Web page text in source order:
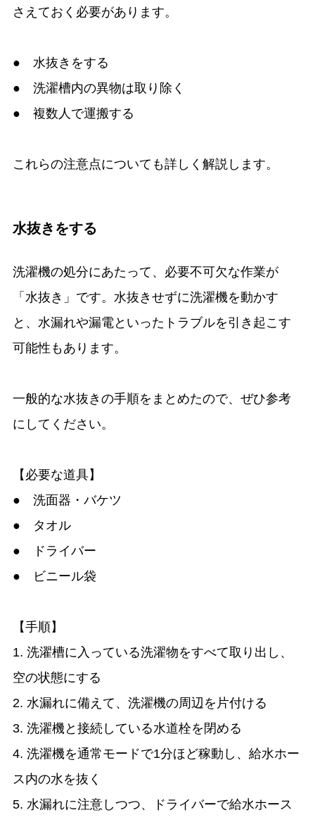
さえておく必要があります。
● 水抜きをする
● 洗濯槽内の異物は取り除く
● 複数人で運搬する
これらの注意点についても詳しく解説します。
水抜きをする
洗濯機の処分にあたって、必要不可欠な作業が
「水抜き」です。水抜きせずに洗濯機を動かす
と、水漏れや漏電といったトラブルを引き起こす
可能性もあります。
一般的な水抜きの手順をまとめたので、ぜひ参考
にしてください。
【必要な道具】
● 洗面器・バケツ
● タオル
● ドライバー
● ビニール袋
【手順】
1. 洗濯槽に入っている洗濯物をすべて取り出し、
空の状態にする
2. 水漏れに備えて、洗濯機の周辺を片付ける
3. 洗濯機と接続している水道栓を閉める
4. 洗濯機を通常モードで1分ほど稼動し、給水ホー
ス内の水を抜く
5. 水漏れに注意しつつ、ドライバーで給水ホース